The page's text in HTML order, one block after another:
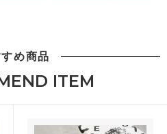
め商品
ITEM